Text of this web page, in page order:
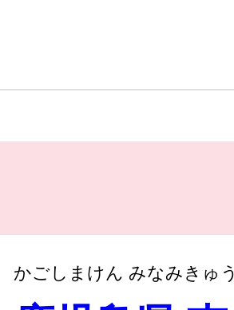
かごしまけん みなみきゅ